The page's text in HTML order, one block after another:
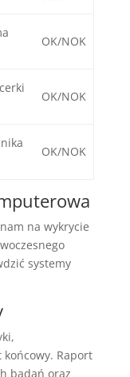
OK/NOK
OK/NOK
OK/NOK
na wykrycie
systemy
końcowy. Raport
badań oraz